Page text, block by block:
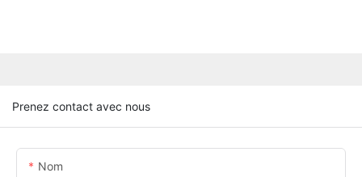
Prenez contact avec nous
Nom